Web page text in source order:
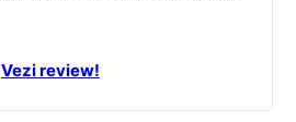
Vezi review!